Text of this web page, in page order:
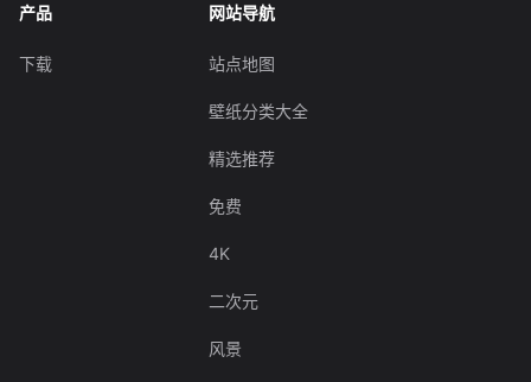
产品
下载
网站导航
站点地图
壁纸分类大全
精选推荐
免费
4K
二次元
风景